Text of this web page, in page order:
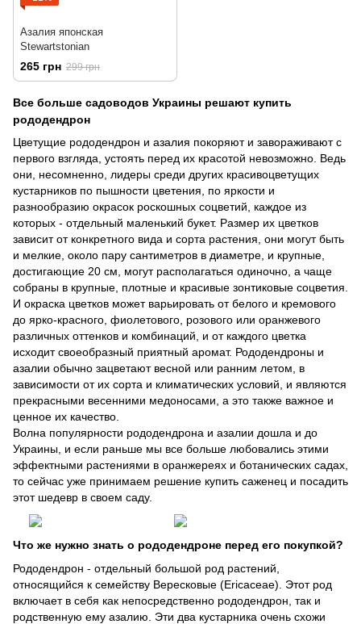
Азалия японская
Stewartstonian
265 грн 299 грн
Все больше садоводов Украины решают купить
рододендрон
Цветущие рододендрон и азалия покоряют и завораживают с
первого взгляда, устоять перед их красотой невозможно. Ведь
они, несомненно, лидеры среди других красивоцветущих
кустарников по пышности цветения, по яркости и
разнообразию окрасок роскошных соцветий, каждое из
которых - отдельный маленький букет. Размер их цветков
зависит от конкретного вида и сорта растения, они могут быть
и мелкие, около пару сантиметров в диаметре, и крупные,
достигающие 20 см, могут располагаться одиночно, а чаще
собраны в крупные, плотные и красивые зонтиковые соцветия.
И окраска цветков может варьировать от белого и кремового
до ярко-красного, фиолетового, розового или оранжевого
различных оттенков и комбинаций, и от каждого цветка
исходит своеобразный приятный аромат. Рододендроны и
азалии обычно зацветают весной или ранним летом, в
зависимости от их сорта и климатических условий, и являются
прекрасными весенними медоносами, а это также важное и
ценное их качество.
Волна популярности рододендрона и азалии дошла и до
Украины, и если раньше мы все больше любовались этими
эффектными растениями в оранжереях и ботанических садах,
то сейчас уже принимаем решение купить саженец и посадить
этот шедевр в своем саду.
Что же нужно знать о рододендроне перед его покупкой?
Рододендрон - отдельный большой род растений,
относящийся к семейству Вересковые (Ericaceae). Этот род
включает в себя как непосредственно рододендрон, так и
родственную ему азалию. Эти два кустарника очень схожи